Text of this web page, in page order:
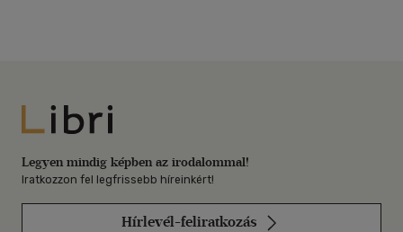
Libri
Legyen mindig képben az irodalommal!
Iratkozzon fel legfrissebb híreinkért!
Hírlevél-feliratkozás